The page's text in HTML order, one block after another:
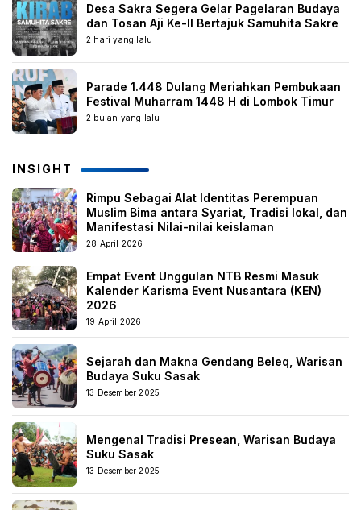
Desa Sakra Segera Gelar Pagelaran Budaya
dan Tosan Aji Ke-II Bertajuk Samuhita Sakre
2 hari yang lalu
Parade 1.448 Dulang Meriahkan Pembukaan
Festival Muharram 1448 H di Lombok Timur
2 bulan yang lalu
INSIGHT
Rimpu Sebagai Alat Identitas Perempuan
Muslim Bima antara Syariat, Tradisi lokal, dan
Manifestasi Nilai-nilai keislaman
28 April 2026
Empat Event Unggulan NTB Resmi Masuk
Kalender Karisma Event Nusantara (KEN)
2026
19 April 2026
Sejarah dan Makna Gendang Beleq, Warisan
Budaya Suku Sasak
13 Desember 2025
Mengenal Tradisi Presean, Warisan Budaya
Suku Sasak
13 Desember 2025